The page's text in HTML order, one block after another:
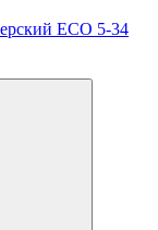
ЕСО 5-34